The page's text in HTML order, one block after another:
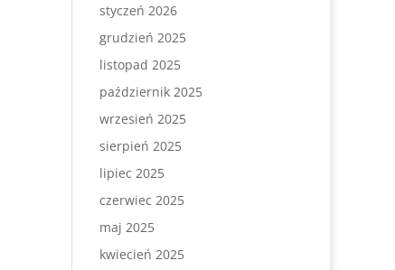
styczeń 2026
grudzień 2025
listopad 2025
październik 2025
wrzesień 2025
sierpień 2025
lipiec 2025
czerwiec 2025
maj 2025
kwiecień 2025